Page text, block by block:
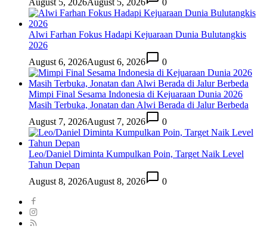
August 5, 2026August 5, 2026 0
Alwi Farhan Fokus Hadapi Kejuaraan Dunia Bulutangkis
2026
August 6, 2026August 6, 2026 0
Mimpi Final Sesama Indonesia di Kejuaraan Dunia 2026
Masih Terbuka, Jonatan dan Alwi Berada di Jalur Berbeda
August 7, 2026August 7, 2026 0
Leo/Daniel Diminta Kumpulkan Poin, Target Naik Level
Tahun Depan
August 8, 2026August 8, 2026 0